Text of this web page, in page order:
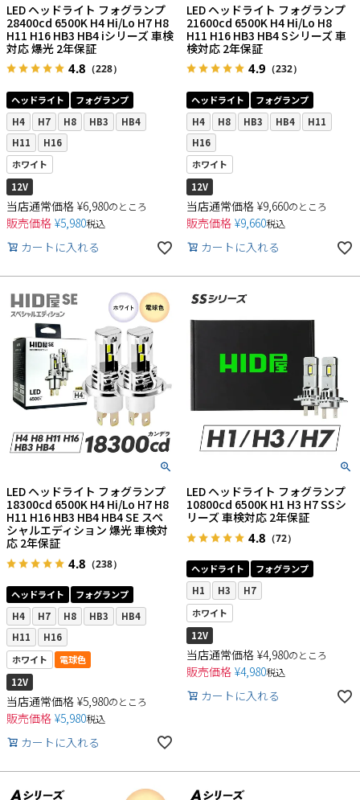
LED ヘッドライト フォグランプ
28400cd 6500K H4 Hi/Lo H7 H8
H11 H16 HB3 HB4 iシリーズ 車検
対応 爆光 2年保証
4.8 （228）
ヘッドライト
フォグランプ
H4
H7 H8 HB3
HB4
H11
H16
ホワイト
12V
当店通常価格 ¥6,980のところ
販売価格 ¥5,980税込
カートに入れる
LED ヘッドライト フォグランプ
21600cd 6500K H4 Hi/Lo H8
H11 H16 HB3 HB4 Sシリーズ 車
検対応 2年保証
4.9 （232）
ヘッドライト
フォグランプ
H4
H8 HB3 HB4
H11
H16
ホワイト
12V
当店通常価格 ¥9,660のところ
販売価格 ¥9,660税込
カートに入れる
LED ヘッドライト フォグランプ
18300cd 6500K H4 Hi/Lo H7 H8
H11 H16 HB3 HB4 HB4 SE スペ
シャルエディション 爆光 車検対
応 2年保証
4.8 （238）
ヘッドライト
フォグランプ
H4
H7 H8 HB3
HB4
H11
H16
ホワイト
電球色
12V
当店通常価格 ¥5,980のところ
販売価格 ¥5,980税込
カートに入れる
LED ヘッドライト フォグランプ
10800cd 6500K H1 H3 H7 SSシ
リーズ 車検対応 2年保証
4.8 （72）
ヘッドライト
フォグランプ
H1
H3
H7
ホワイト
12V
当店通常価格 ¥4,980のところ
販売価格 ¥4,980税込
カートに入れる